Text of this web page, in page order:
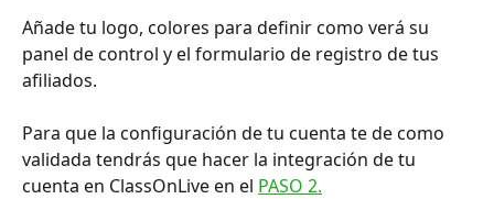
Añade tu logo, colores para definir como verá su
panel de control y el formulario de registro de tus
afiliados.
Para que la configuración de tu cuenta te de como
validada tendrás que hacer la integración de tu
cuenta en ClassOnLive en el PASO 2.